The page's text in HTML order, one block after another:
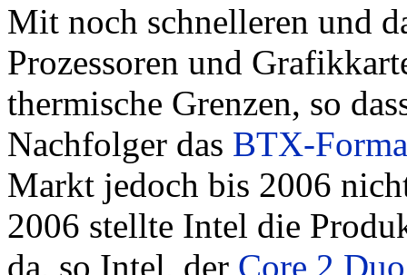
Mit noch schnelleren und
Prozessoren und
thermische Grenzen, so
Nachfolger das BTX-
Markt jedoch bis 2006
2006 stellte Intel die
da, so Intel, der Core 2 Duo